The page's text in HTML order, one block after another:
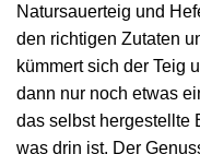
Natursauerteig und
den richtigen Zutaten
kümmert sich der Teig
dann nur noch etwas
das selbst hergestellte
was drin ist. Der